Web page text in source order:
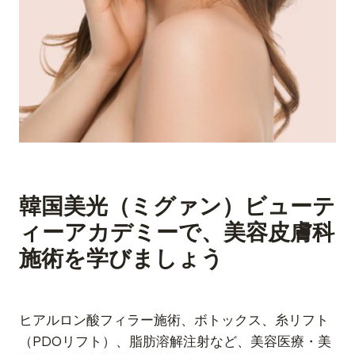
韓国美光（ミグァン）ビューテ
ィーアカデミーで、美容皮膚科
施術を学びましょう
ヒアルロン酸フィラー施術、ボトックス、糸リフト
（PDOリフト）、脂肪溶解注射など、美容医療・美